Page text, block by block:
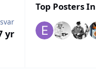
yr
Top Posters